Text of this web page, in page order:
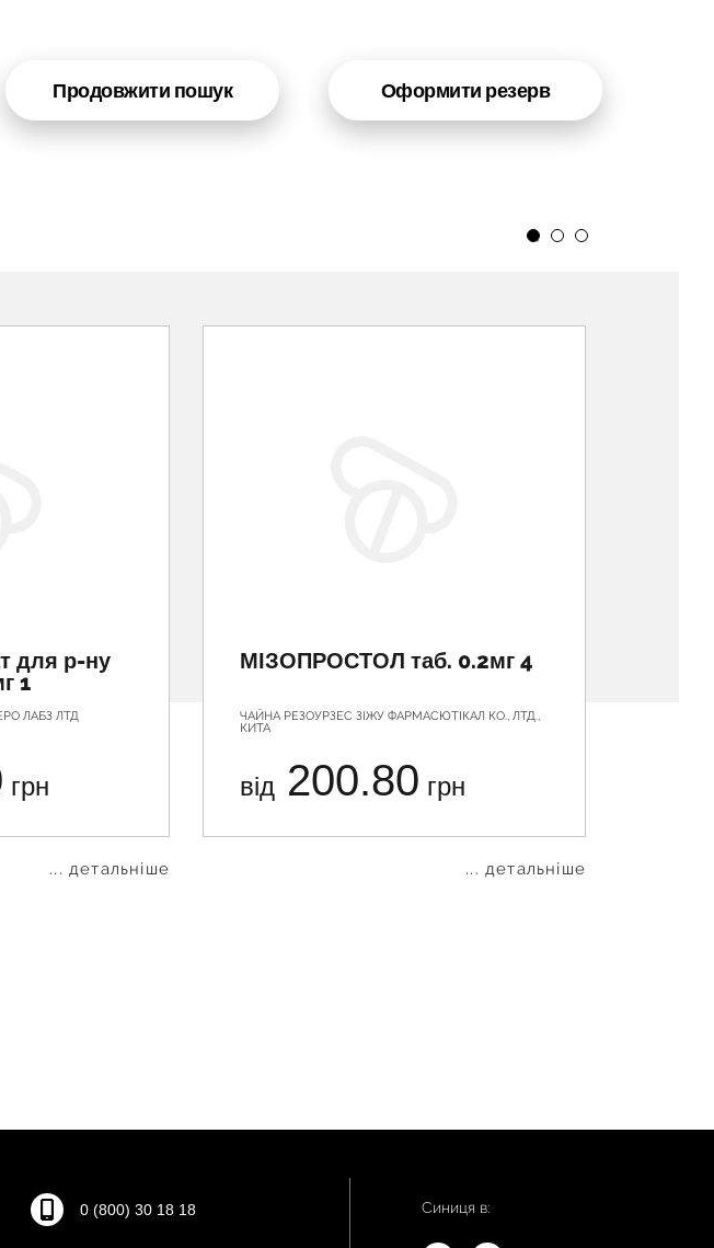
Продовжити пошук Оформити резерв
для р-ну
1
ЛАБЗ ЛТД
грн
... детальніше
МІЗОПРОСТОЛ таб. 0.2мг 4
ЧАЙНА РЕЗОУРЗЕС ЗІЖУ ФАРМАСЮТІКАЛ КО., ЛТД.,
КИТА
від 200.80 грн
... детальніше
0 (800) 30 18 18 Синиця в: